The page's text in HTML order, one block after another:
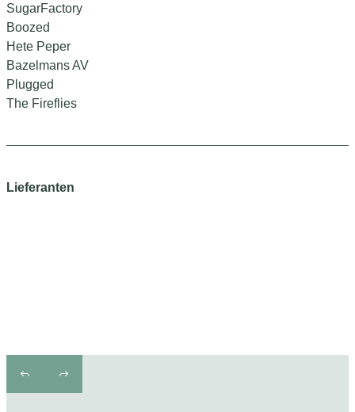
SugarFactory
Boozed
Hete Peper
Bazelmans AV
Plugged
The Fireflies
Lieferanten